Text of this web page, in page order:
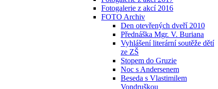
Fotogalerie z akcí 2016
FOTO Archiv
Den otevřených dveří 2010
Přednáška Mgr. V. Buriana
Vyhlášení literární soutěže dětí
ze ZŠ
Stopem do Gruzie
Noc s Andersenem
Beseda s Vlastimilem
Vondruškou